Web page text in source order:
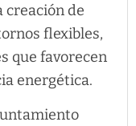
creación de
flexibles,
que favorecen
energética.